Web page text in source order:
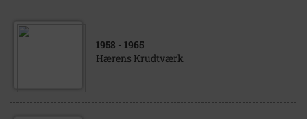
1958 - 1965
Hærens Krudtværk